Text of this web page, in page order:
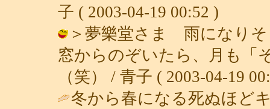
子 ( 2003-04-19 00:52 )
＞夢樂堂さま 雨になりそ
窓からのぞいたら、月も「
（笑） / 青子 ( 2003-04-19
冬から春になる死ぬほど